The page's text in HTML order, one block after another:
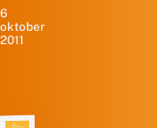
6
oktober
2011